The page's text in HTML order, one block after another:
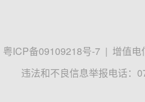
粤ICP备09109218号-7 | 增值电
违法和不良信息举报电话：